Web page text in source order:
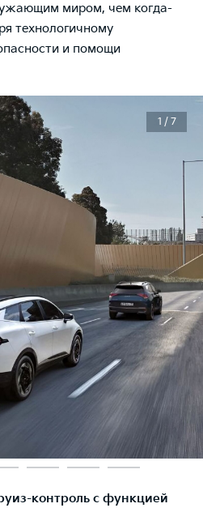
миром, чем когда-
технологичному
и помощи
контроль с функцией
1 / 7